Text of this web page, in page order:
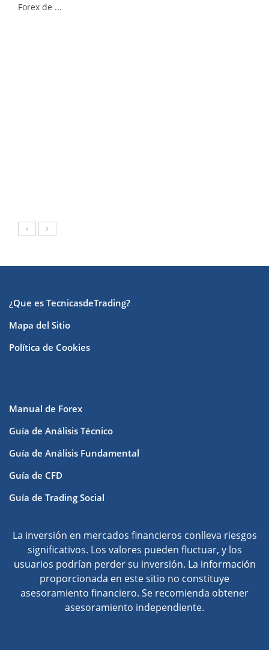
Forex de ...
¿Que es TecnicasdeTrading?
Mapa del Sitio
Política de Cookies
Manual de Forex
Guía de Análisis Técnico
Guía de Análisis Fundamental
Guía de CFD
Guía de Trading Social
La inversión en mercados financieros conlleva riesgos
significativos. Los valores pueden fluctuar, y los
usuarios podrían perder su inversión. La información
proporcionada en este sitio no constituye
asesoramiento financiero. Se recomienda obtener
asesoramiento independiente.